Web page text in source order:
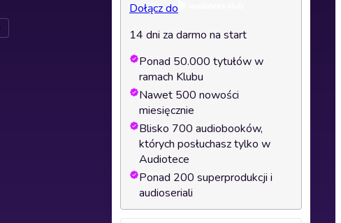
Dołącz do
14 dni za darmo na start
Ponad 50.000 tytułów w
ramach Klubu
Nawet 500 nowości
miesięcznie
Blisko 700 audiobooków,
których posłuchasz tylko w
Audiotece
Ponad 200 superprodukcji i
audioseriali